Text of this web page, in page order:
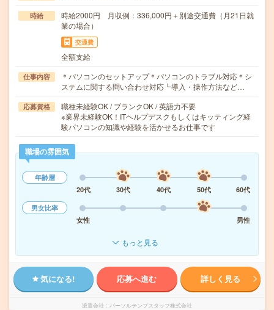
時給
時給2000円 月収例：336,000円＋別途交通費（月21日就
業の場合）
交通費
全額支給
仕事内容
＊パソコンのセットアップ＊パソコンのトラブル対応＊シ
ステムに関する問い合わせ対応┗導入・操作方法など…
応募資格
職種未経験OK / ブランクOK / 英語力不要
※業界未経験OK！ITヘルプデスクもしくはキッティング経
験パソコンの知識や経験を活かせるお仕事です
職場の雰囲気
年齢層
20代
30代 40代 50代
60代
男女比率
女性
男性
もっと見る
気になる! 応募へ進む 詳しく見る
派遣会社 パーソルテンプスタッフ株式会社